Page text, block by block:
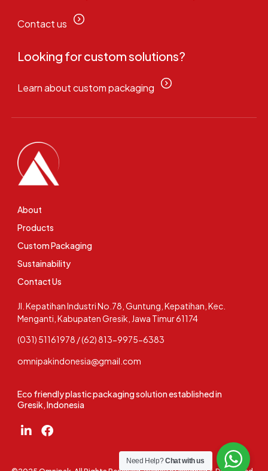
Contact us
Looking for custom solutions?
Learn about custom packaging
Eco friendly plastic packaging solution established in
Gresik, Indonesia
Jl. Kepatihan Industri No.78, Guntung, Kepatihan, Kec.
Menganti, Kabupaten Gresik, Jawa Timur 61174
(031) 51161978 / (62) 813-9975-6383
omnipakindonesia@gmail.com
About
Products
Custom Packaging
Sustainability
Contact Us
Need Help?Chat with us